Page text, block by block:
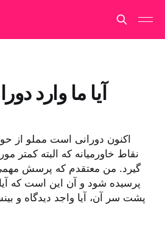
آیا ما وارد
اکنون دورانی است مملو از
نقاط خاورمیانه که البته کمتر
گیرد. من معتقدم که پرسش مهمی
پرسیده شود و آن این است که
پشت سر آن، آیا واجد دیدگاه و